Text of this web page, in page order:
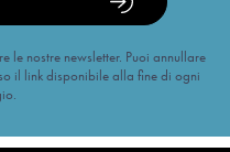
le nostre newsletter. Puoi annullare
il link disponibile alla fine di ogni